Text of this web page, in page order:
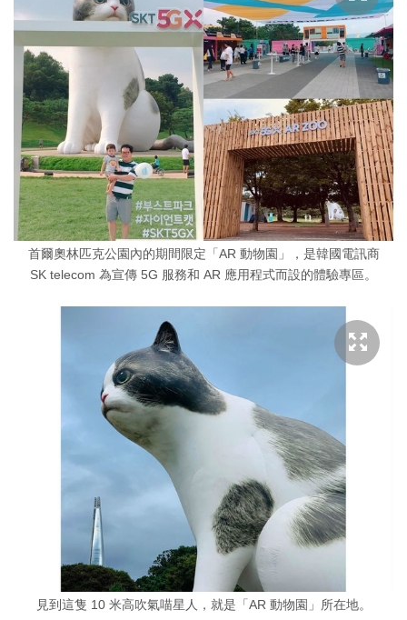
首爾奧林匹克公園內的期間限定「AR 動物園」，是韓國電訊商
SK telecom 為宣傳 5G 服務和 AR 應用程式而設的體驗專區。
見到這隻 10 米高吹氣喵星人，就是「AR 動物園」所在地。